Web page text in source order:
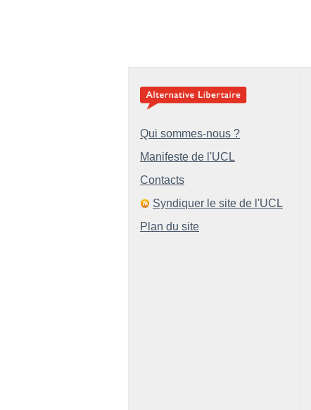
Qui sommes-nous ?
Manifeste de l'UCL
Contacts
Syndiquer le site de l'UCL
Plan du site